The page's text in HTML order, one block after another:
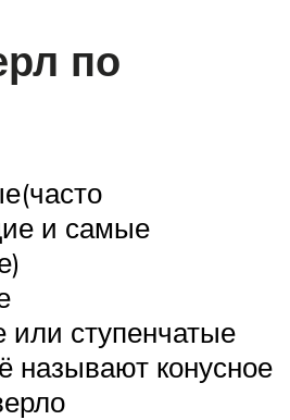
по
и самые
или ступенчатые
называют конусное